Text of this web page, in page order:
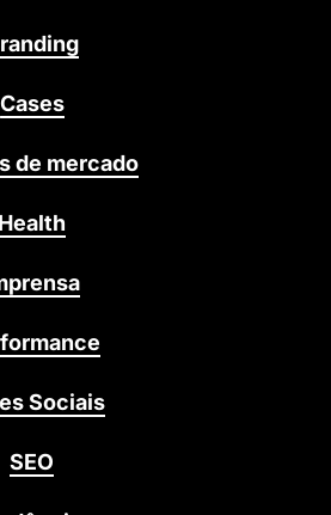
Cases
de mercado
Health
Sociais
SEO